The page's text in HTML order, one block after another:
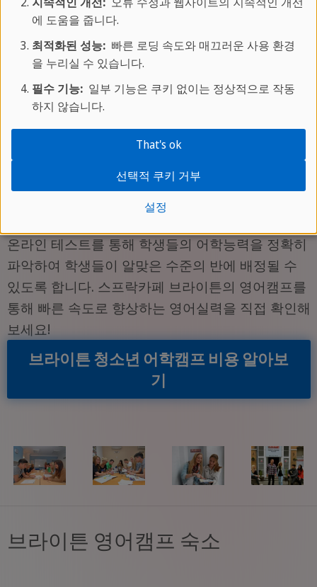
탠다드 코스 중 원하는 코스를 선택하여 영어실력을
키우고 평생 잊을 수 없는 추억을 만들 수 있습니다.
스프락카페는 역사와 전통을 바탕으로 한 체계적인
교육과정과 엄선한 강사진들이 제공하는 대화중심
의 여유로운 학습환경을 통해 흥미롭고 효과적인 영
어학습의 기회를 제공합니다. 문법뿐만 아니라 어
휘, 읽기, 쓰기 등 다방면의 영어활용능력을 키울 수
있도록 하며 영어에 대한 보다 넓은 이해와 시야를
가질 수 있도록 합니다. 현지에서 적극적으로 영어
를 사용함으로서 자신감향상과 함께 자연스러운 영
온라인 테스트를 통해 학생들의 어학능력을 정확히
파악하여 학생들이 알맞은 수준의 반에 배정될 수
있도록 합니다. 스프락카페 브라이튼의 영어캠프를
통해 빠른 속도로 향상하는 영어실력을 직접 확인해
보세요!
브라이튼 청소년 어학캠프 비용 알아보
기
브라이튼 영어캠프 숙소
에 도움을 줍니다.
최적화된 성능:빠른 로딩 속도와 매끄러운 사용 환경
을 누리실 수 있습니다.
필수 기능:일부 기능은 쿠키 없이는 정상적으로 작동
하지 않습니다.
설정
선택적 쿠키 거부
That's ok